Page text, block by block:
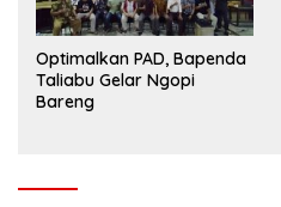
Optimalkan PAD, Bapenda
Taliabu Gelar Ngopi
Bareng